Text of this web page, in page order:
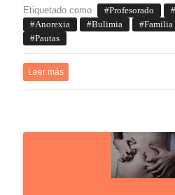
Etiquetado como Profesorado
Anorexia
Bulimia Familia
Pautas
Leer más